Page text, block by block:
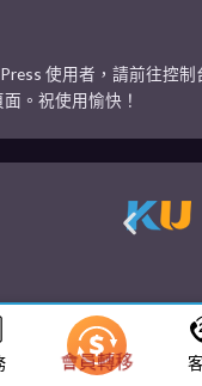
使用者，請前往控制
。祝使用愉快！
會員轉移